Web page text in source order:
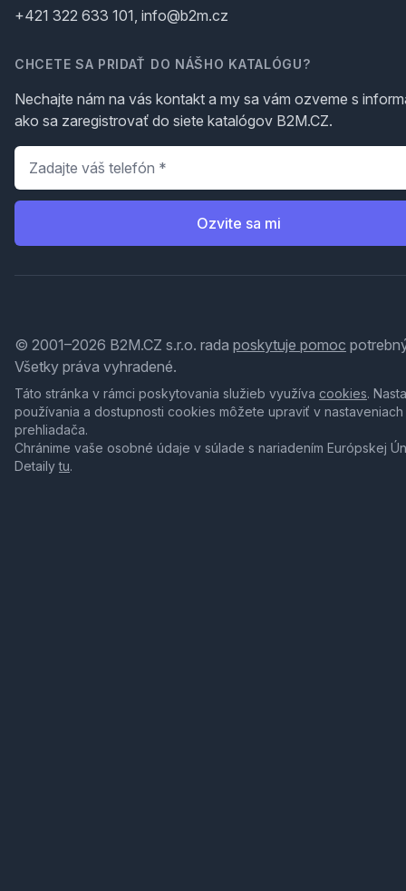
+421 322 633 101, info@b2m.cz
CHCETE SA PRIDAŤ DO NÁŠHO KATALÓGU?
Nechajte nám na vás kontakt a my sa vám ozveme s
ako sa zaregistrovať do siete katalógov B2M.CZ.
Telefón
Ozvite sa mi
© 2001–2026 B2M.CZ s.r.o. rada poskytuje pomoc
Všetky práva vyhradené.
Táto stránka v rámci poskytovania služieb využíva cookies.
používania a dostupnosti cookies môžete upraviť v nastaveniach
prehliadača.
Chránime vaše osobné údaje v súlade s nariadením Európskej
Detailytu.